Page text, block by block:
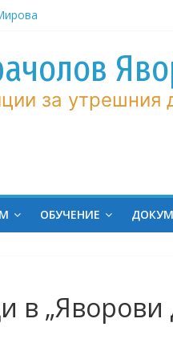
отза утрешния
ОБУЧЕНИЕ
в „Яворови